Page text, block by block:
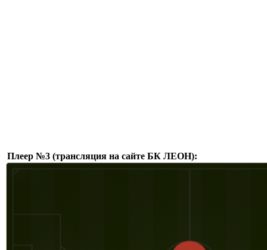
Плеер №3 (трансляция на сайте БК ЛЕОН):